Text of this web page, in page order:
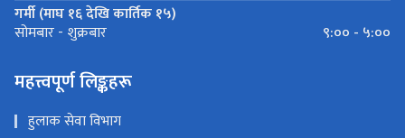
गर्मी (माघ १६ देखि कार्तिक १५)
सोमबार - शुक्रबार ९:०० - ५:००
महत्त्वपूर्ण लिङ्कहरू
हुलाक सेवा विभाग